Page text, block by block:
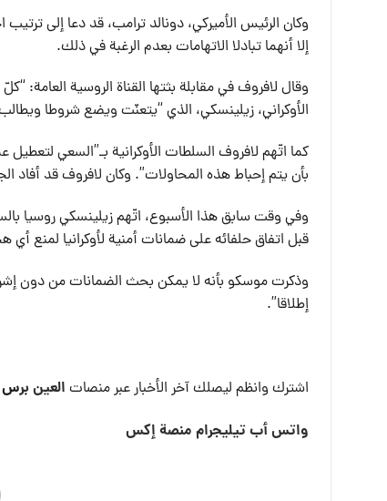
وكان الرئيس الأميركي، دونالد ترامب، قد دعا إلى ترتيب
إلا أنهما تبادلا الاتهامات بعدم الرغبة في ذلك.
وقال لافروف في مقابلة بثتها القناة الروسية
الأوكراني، زيلينسكي، الذي “يتعنّت ويضع شروطا
كما اتّهم لافروف السلطات الأوكرانية بـ”السعي
بأن يتم إحباط هذه المحاولات”. وكان لافروف قد
وفي وقت سابق هذا الأسبوع، اتّهم زيلينسكي روسيا
قبل اتفاق حلفائه على ضمانات أمنية لأوكرانيا لمنع
وذكرت موسكو بأنه لا يمكن بحث الضمانات من دون
إطلاقا”.
اشترك وانظم ليصلك آخر الأخبار عبر منصات العين برس
واتس أبتيليجرام منصة إكس